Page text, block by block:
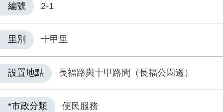
編號 2-1
里別 十甲里
設置地點 長福路與十甲路間（長福公園邊）
*市政分類 便民服務